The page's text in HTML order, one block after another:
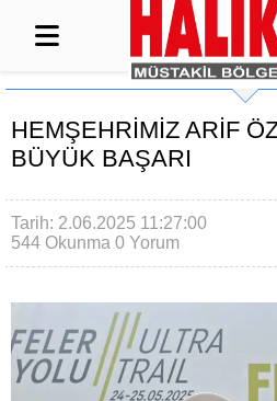
HEMŞEHRİMİZ ARİF
BÜYÜK BAŞARI
Tarih: 2.06.2025 11:27:00
544 Okunma 0 Yorum